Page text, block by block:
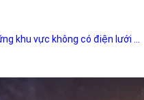
khu vực không có điện lưới ...